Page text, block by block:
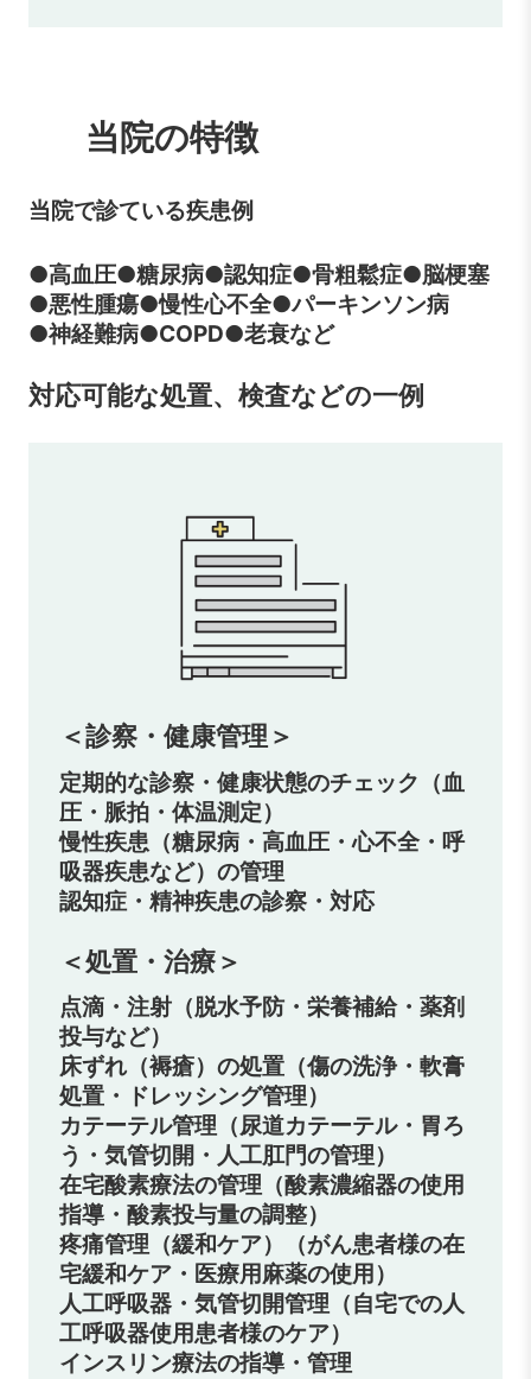
当院の特徴
当院で診ている疾患例
●高血圧●糖尿病●認知症●骨粗鬆症●脳梗塞
●悪性腫瘍●慢性心不全●パーキンソン病
●神経難病●COPD●老衰など
対応可能な処置、検査などの一例
＜診察・健康管理＞
定期的な診察・健康状態のチェック（血
圧・脈拍・体温測定）
慢性疾患（糖尿病・高血圧・心不全・呼
吸器疾患など）の管理
認知症・精神疾患の診察・対応
＜処置・治療＞
点滴・注射（脱水予防・栄養補給・薬剤
投与など）
床ずれ（褥瘡）の処置（傷の洗浄・軟膏
処置・ドレッシング管理）
カテーテル管理（尿道カテーテル・胃ろ
う・気管切開・人工肛門の管理）
在宅酸素療法の管理（酸素濃縮器の使用
指導・酸素投与量の調整）
疼痛管理（緩和ケア）（がん患者様の在
宅緩和ケア・医療用麻薬の使用）
人工呼吸器・気管切開管理（自宅での人
工呼吸器使用患者様のケア）
インスリン療法の指導・管理